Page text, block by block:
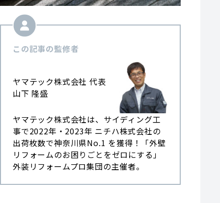
この記事の監修者
ヤマテック株式会社 代表
山下 隆盛
ヤマテック株式会社は、サイディング工
事で2022年・2023年 ニチハ株式会社の
出荷枚数で神奈川県No.1 を獲得！「外壁
リフォームのお困りごとをゼロにする」
外装リフォームプロ集団の主催者。